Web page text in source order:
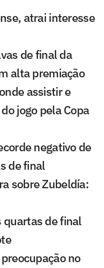
atrai interesse
de final da
alta premiação
assistir e
jogo pela Copa
negativo de
de final
sobre Zubeldía:
quartas de final
no